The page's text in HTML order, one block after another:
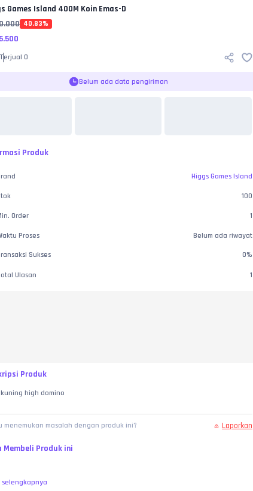
Games Island 400M Koin Emas-D
40.83%
Terjual 0
Belum ada data pengiriman
Produk
Higgs Games Island
100
Order 1
Proses Belum ada riwayat
Sukses 0%
Ulasan 1
Produk
high domino
menemukan masalah dengan produk ini? Laporkan
Membeli Produk ini
selengkapnya